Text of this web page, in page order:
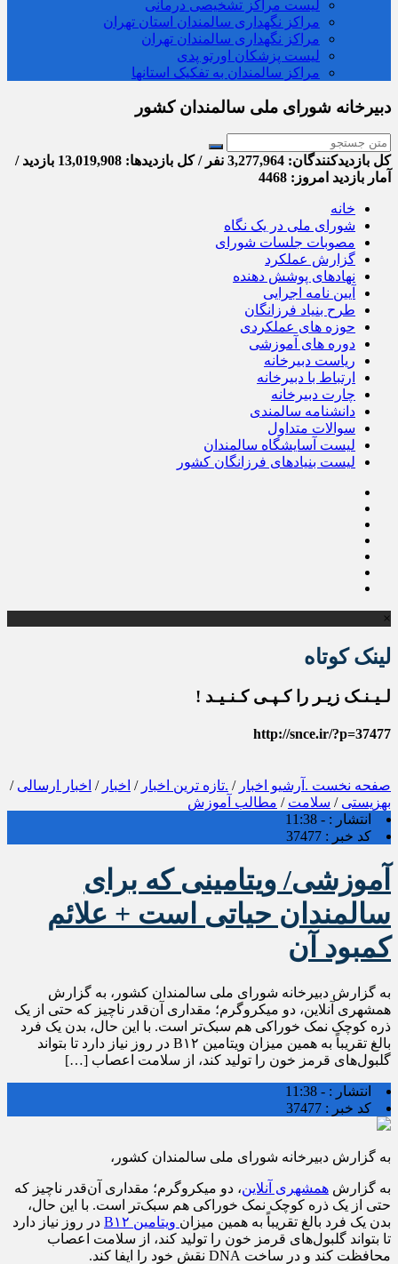
لیست مراکز تشخیصی درمانی
مراکز نگهداری سالمندان استان تهران
مراکز نگهداری سالمندان تهران
لیست پزشکان اورتو پدی
مراکز سالمندان به تفکیک استانها
دبیرخانه شورای ملی سالمندان کشور
کل بازدیدکنند‌گان: 3,277,964 نفر / کل بازدیدها: 13,019,908 بازدید /
آمار بازدید امروز: 4468
خانه
شورای ملی در یک نگاه
مصوبات جلسات شورای
گزارش عملکرد
نهادهای پوشش دهنده
آیین نامه اجرایی
طرح بنیاد فرزانگان
حوزه های عملکردی
دوره های آموزشی
ریاست دبیرخانه
ارتباط با دبیرخانه
چارت دبیرخانه
دانشنامه سالمندی
سوالات متداول
لیست آسایشگاه سالمندان
لیست بنیادهای فرزانگان کشور
×
لینک کوتاه
لـیـنـک زیـر را کـپـی کـنـیـد !
http://snce.ir/?p=37477
صفحه نخست .آرشیو اخبار / .تازه ترین اخبار / اخبار / اخبار ارسالی /
بهزیستی / سلامت / مطالب آموزش
انتشار : - 11:38
کد خبر : 37477
آموزشی/ ویتامینی که برای
سالمندان حیاتی است + علائم
کمبود آن
به گزارش دبیرخانه شورای ملی سالمندان کشور، به گزارش
همشهری آنلاین، دو میکروگرم؛ مقداری آن‌قدر ناچیز که حتی از یک
ذره کوچک نمک خوراکی هم سبک‌تر است. با این حال، بدن یک فرد
بالغ تقریباً به همین میزان ویتامین B۱۲ در روز نیاز دارد تا بتواند
گلبول‌های قرمز خون را تولید کند، از سلامت اعصاب […]
انتشار : - 11:38
کد خبر : 37477
به گزارش دبیرخانه شورای ملی سالمندان کشور،
به گزارش همشهری آنلاین، دو میکروگرم؛ مقداری آن‌قدر ناچیز که
حتی از یک ذره کوچک نمک خوراکی هم سبک‌تر است. با این حال،
بدن یک فرد بالغ تقریباً به همین میزان ویتامین B۱۲
در روز نیاز دارد
تا بتواند گلبول‌های قرمز خون را تولید کند، از سلامت اعصاب
محافظت کند و در ساخت DNA نقش خود را ایفا کند.